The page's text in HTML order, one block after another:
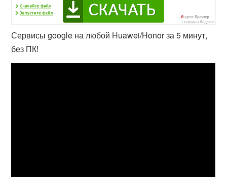
Сервисы google на любой Huawei/Honor за 5 минут,
без ПК!